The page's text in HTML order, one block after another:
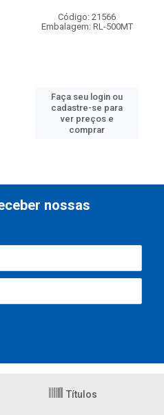
Código: 21566
Embalagem: RL-500MT
Faça seu login ou
cadastre-se para
ver preços e
comprar
nossas
Títulos